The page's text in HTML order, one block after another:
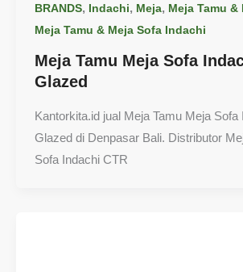
BRANDS, Indachi, Meja, Meja Tamu &
Meja Tamu & Meja Sofa Indachi
Meja Tamu Meja Sofa
Glazed
Kantorkita.id jual Meja Tamu Meja Sofa
Glazed di Denpasar Bali. Distributor
Sofa Indachi CTR